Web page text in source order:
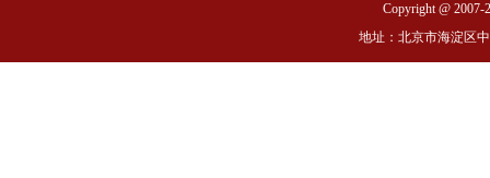
Copyright @ 2007-
地址：北京市海淀区